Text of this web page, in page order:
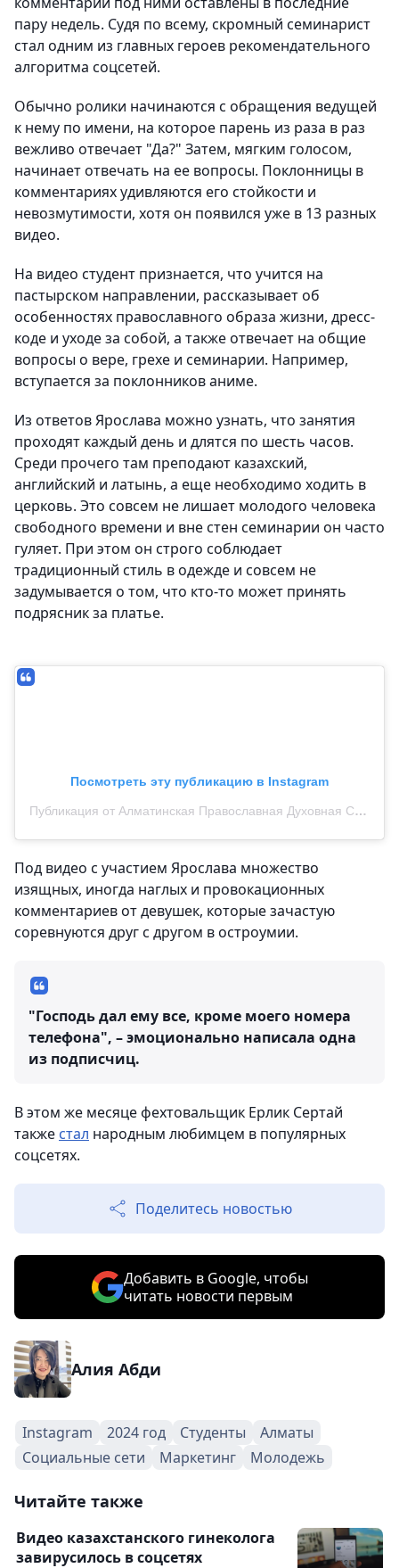
пару недель. Судя по всему, скромный семинарист
стал одним из главных героев рекомендательного
алгоритма соцсетей.
Обычно ролики начинаются с обращения ведущей
к нему по имени, на которое парень из раза в раз
вежливо отвечает "Да?" Затем, мягким голосом,
начинает отвечать на ее вопросы. Поклонницы в
комментариях удивляются его стойкости и
невозмутимости, хотя он появился уже в 13 разных
видео.
На видео студент признается, что учится на
пастырском направлении, рассказывает об
особенностях православного образа жизни, дресс-
коде и уходе за собой, а также отвечает на общие
вопросы о вере, грехе и семинарии. Например,
вступается за поклонников аниме.
Из ответов Ярослава можно узнать, что занятия
проходят каждый день и длятся по шесть часов.
Среди прочего там преподают казахский,
английский и латынь, а еще необходимо ходить в
церковь. Это совсем не лишает молодого человека
свободного времени и вне стен семинарии он часто
гуляет. При этом он строго соблюдает
традиционный стиль в одежде и совсем не
задумывается о том, что кто‑то может принять
подрясник за платье.
Посмотреть эту публикацию в Instagram
Публикация от Алматинская Православная Духовная Семинария (@seminaria_kz)
Под видео с участием Ярослава множество
изящных, иногда наглых и провокационных
комментариев от девушек, которые зачастую
соревнуются друг с другом в остроумии.
"Господь дал ему все, кроме моего номера
телефона", – эмоционально написала одна
из подписчиц.
В этом же месяце фехтовальщик Ерлик Сертай
также стал народным любимцем в популярных
соцсетях.
Поделитесь новостью
Добавить в Google, чтобы
читать новости первым
Алия Абди
Instagram 2024 год Студенты
Алматы
Социальные сети
Маркетинг Молодежь
Читайте также
Видео казахстанского гинеколога
завирусилось в соцсетях